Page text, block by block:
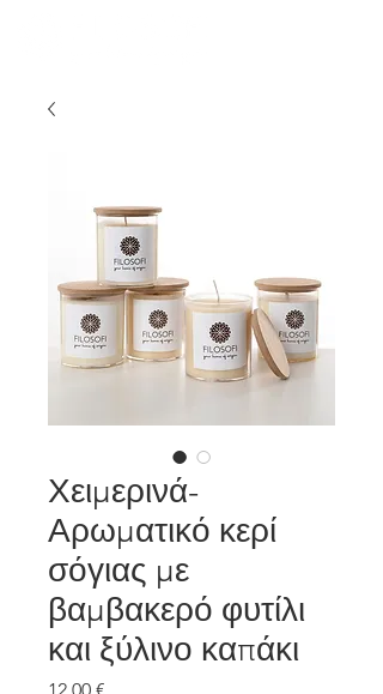
Χειμερινά-
Αρωματικό κερί
σόγιας με
βαμβακερό φυτίλι
και ξύλινο καπάκι